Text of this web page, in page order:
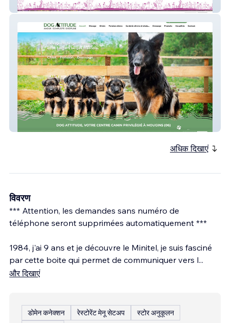
bleudiois
Dog attitude 06
अधिक दिखाएं
विवरण
*** Attention, les demandes sans numéro de
téléphone seront supprimées automatiquement ***
1984, j'ai 9 ans et je découvre le Minitel, je suis fasciné
par cette boite qui permet de communiquer vers l...
और दिखाएं
डोमेन कनेक्शन रेस्टोरेंट मेनू सेटअप स्टोर अनुकूलन